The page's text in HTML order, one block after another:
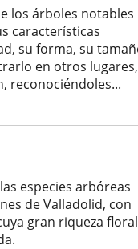
los árboles notables
características
su forma, su
en otros lugares,
reconociéndoles...
especies arbóreas
de Valladolid, con
gran riqueza floral